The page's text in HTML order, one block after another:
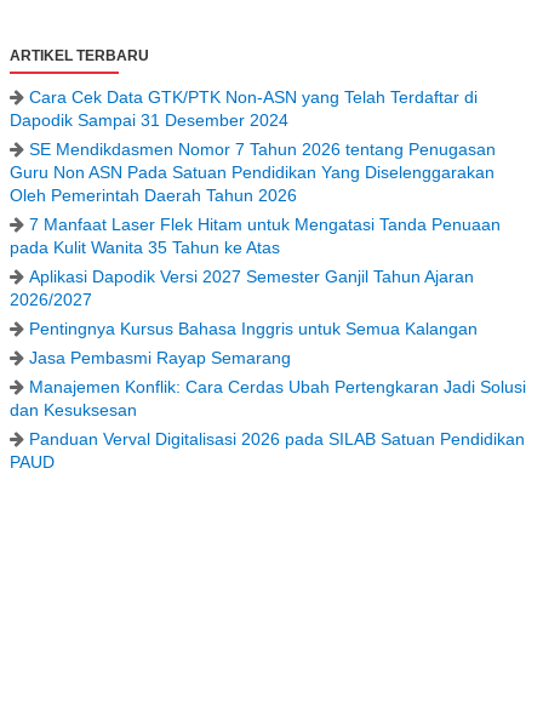
ARTIKEL TERBARU
Cara Cek Data GTK/PTK Non-ASN yang Telah Terdaftar di
Dapodik Sampai 31 Desember 2024
SE Mendikdasmen Nomor 7 Tahun 2026 tentang Penugasan
Guru Non ASN Pada Satuan Pendidikan Yang Diselenggarakan
Oleh Pemerintah Daerah Tahun 2026
7 Manfaat Laser Flek Hitam untuk Mengatasi Tanda Penuaan
pada Kulit Wanita 35 Tahun ke Atas
Aplikasi Dapodik Versi 2027 Semester Ganjil Tahun Ajaran
2026/2027
Pentingnya Kursus Bahasa Inggris untuk Semua Kalangan
Jasa Pembasmi Rayap Semarang
Manajemen Konflik: Cara Cerdas Ubah Pertengkaran Jadi Solusi
dan Kesuksesan
Panduan Verval Digitalisasi 2026 pada SILAB Satuan Pendidikan
PAUD